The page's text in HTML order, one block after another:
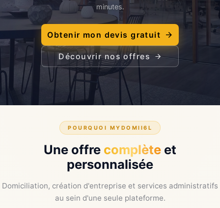
minutes.
Obtenir mon devis gratuit
Découvrir nos offres
POURQUOI MYDOMII6L
Une offre complète et
personnalisée
Domiciliation, création d'entreprise et services administratifs
au sein d'une seule plateforme.